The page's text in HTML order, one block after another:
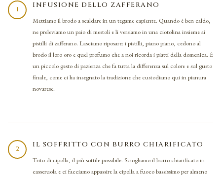
1
INFUSIONE DELLO ZAFFERANO
Mettiamo il brodo a scaldare in un tegame capiente. Quando è ben caldo,
ne preleviamo un paio di mestoli e li versiamo in una ciotolina insieme ai
pistilli di zafferano. Lasciamo riposare: i pistilli, piano piano, cedono al
brodo il loro oro e quel profumo che a noi ricorda i piatti della domenica. È
un piccolo gesto di pazienza che fa tutta la differenza sul colore e sul gusto
finale, come ci ha insegnato la tradizione che custodiamo qui in pianura
novarese.
2
IL SOFFRITTO CON BURRO CHIARIFICATO
Trito di cipolla, il più sottile possibile. Sciogliamo il burro chiarificato in
casseruola e ci facciamo appassire la cipolla a fuoco bassissimo per almeno